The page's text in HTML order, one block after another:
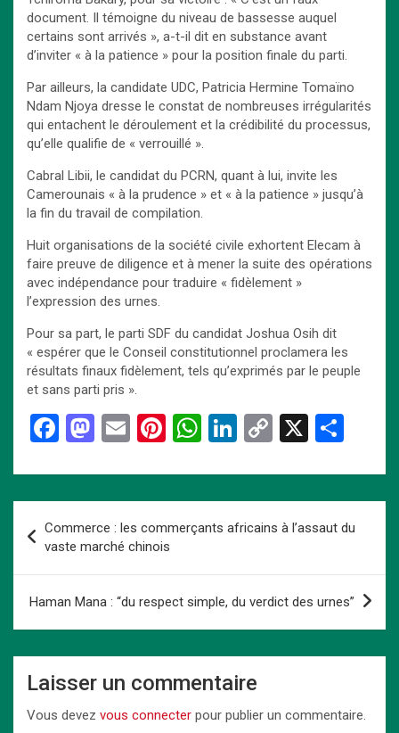
document. Il témoigne du niveau de bassesse auquel
certains sont arrivés », a-t-il dit en substance avant
d’inviter « à la patience » pour la position finale du parti.
Par ailleurs, la candidate UDC, Patricia Hermine Tomaïno
Ndam Njoya dresse le constat de nombreuses irrégularités
qui entachent le déroulement et la crédibilité du processus,
qu’elle qualifie de « verrouillé ».
Cabral Libii, le candidat du PCRN, quant à lui, invite les
Camerounais « à la prudence » et « à la patience » jusqu’à
la fin du travail de compilation.
Huit organisations de la société civile exhortent Elecam à
faire preuve de diligence et à mener la suite des opérations
avec indépendance pour traduire « fidèlement »
l’expression des urnes.
Pour sa part, le parti SDF du candidat Joshua Osih dit
« espérer que le Conseil constitutionnel proclamera les
résultats finaux fidèlement, tels qu’exprimés par le peuple
et sans parti pris ».
F
ce
o
o
k
M
st
d
o
n
E
ail
Pi
er
t
W
at
A
p
p
Li
ke
dI
n
C
py
Li
n
k
X
ta
g
er
de
l’article
Commerce : les commerçants africains à l’assaut du
vaste marché chinois
Haman Mana : “du respect simple, du verdict des urnes”
Laisser un commentaire
Vous devez vous connecter pour publier un commentaire.